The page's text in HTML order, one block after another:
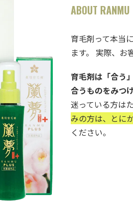
ABOUT RANMU
育毛剤って本当
ます。 実際、お
育毛剤は「合う
合うものをみつ
迷っている方は
みの方は、とに
ください。